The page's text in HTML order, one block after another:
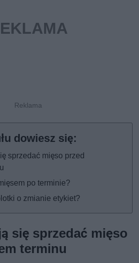
sprzedać mięso przed
po terminie?
o zmianie etykiet?
się sprzedać mięso
terminu